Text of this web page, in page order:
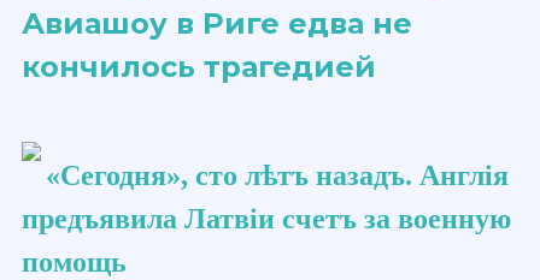
«Сегодня», сто ​лѣтъ​ назадъ. Англія
предъявила Латвіи счетъ за военную
помощь